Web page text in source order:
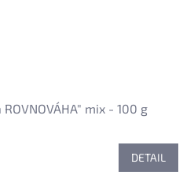
mix - 100 g
DETAIL